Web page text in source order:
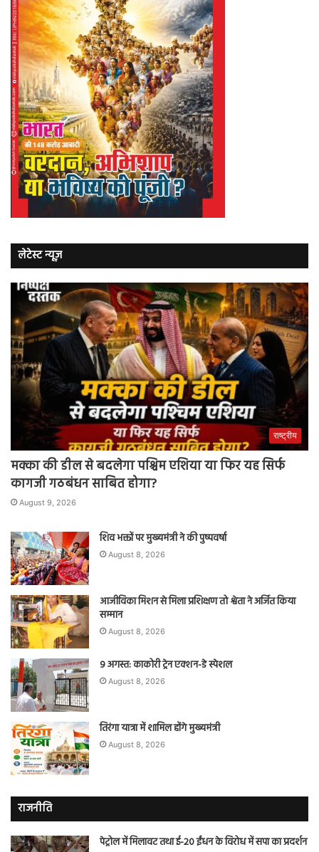
लेटेस्ट न्यूज़
राष्ट्रीय
मक्का की डील से बदलेगा पश्चिम एशिया या फिर यह सिर्फ
कागजी गठबंधन साबित होगा?
August 9, 2026
शिव भक्तों पर मुख्यमंत्री ने की पुष्पवर्षा
August 8, 2026
आजीविका मिशन से मिला प्रशिक्षण तो श्वेता ने अर्जित किया
सम्मान
August 8, 2026
9 अगस्त: काकोरी ट्रेन एक्शन-डे स्पेशल
August 8, 2026
तिरंगा यात्रा में शामिल होंगे मुख्यमंत्री
August 8, 2026
राजनीति
पेट्रोल में मिलावट तथा ई-20 ईंधन के विरोध में सपा का प्रदर्शन